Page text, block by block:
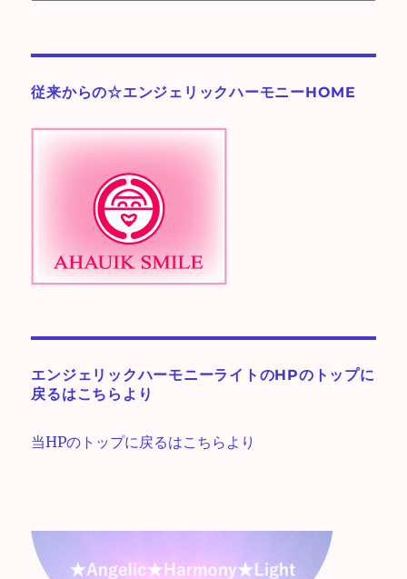
ー
従来からの☆エンジェリックハーモニーHOME
エンジェリックハーモニーライトのHPのトップに
戻るはこちらより
当HPのトップに戻るはこちらより